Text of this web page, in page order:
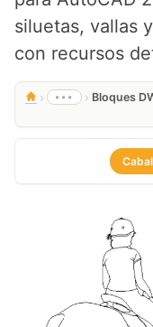
siluetas, vallas
con recursos
› ••• ›